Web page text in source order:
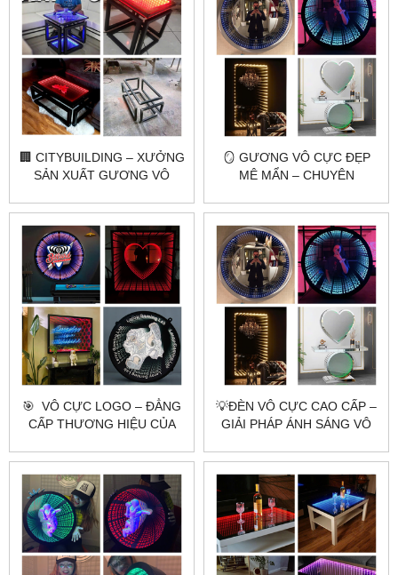
🏢 CITYBUILDING – XƯỞNG
SẢN XUẤT GƯƠNG VÔ
🪞 GƯƠNG VÔ CỰC ĐẸP
MÊ MẨN – CHUYÊN
GƯƠNG TRANG ĐIỂM,
GƯƠNG NHÀ TẮM
🎯 ​​​​​​​ VÔ CỰC LOGO – ĐẲNG
CẤP THƯƠNG HIỆU CỦA
💡ĐÈN VÔ CỰC CAO CẤP –
GIẢI PHÁP ÁNH SÁNG VÔ
CITYBUILDING